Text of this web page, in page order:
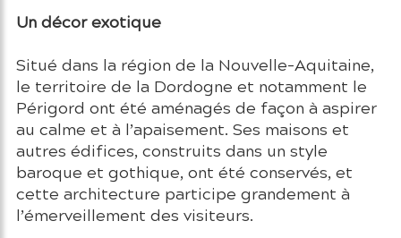
Un décor exotique
Situé dans la région de la Nouvelle-Aquitaine,
le territoire de la Dordogne et notamment le
Périgord ont été aménagés de façon à aspirer
au calme et à l’apaisement. Ses maisons et
autres édifices, construits dans un style
baroque et gothique, ont été conservés, et
cette architecture participe grandement à
l’émerveillement des visiteurs.